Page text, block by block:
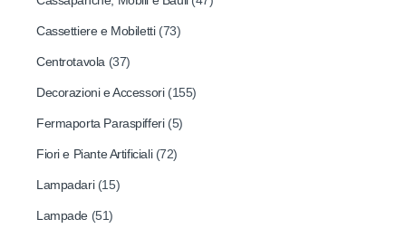
Cassettiere e Mobiletti (73)
Centrotavola (37)
Decorazioni e Accessori (155)
Fermaporta Paraspifferi (5)
Fiori e Piante Artificiali (72)
Lampadari (15)
Lampade (51)